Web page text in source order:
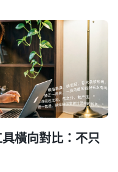
橫向對比：不只